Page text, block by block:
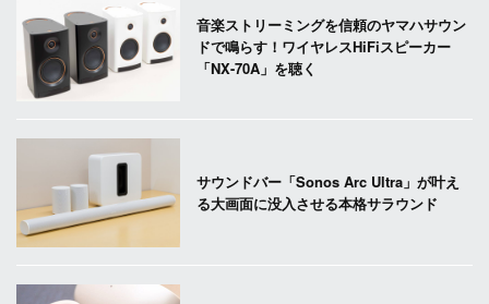
音楽ストリーミングを信頼のヤマハサウン
ドで鳴らす！ワイヤレスHiFiスピーカー
「NX-70A」を聴く
サウンドバー「Sonos Arc Ultra」が叶え
る大画面に没入させる本格サラウンド